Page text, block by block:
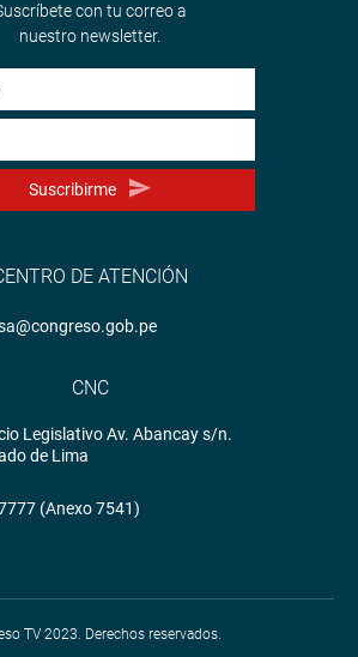
con tu correo a
nuestro newsletter.
Suscribirme
DE ATENCIÓN
CNC
Legislativo Av. Abancay s/n.
de Lima
(Anexo 7541)
TV 2023. Derechos reservados.